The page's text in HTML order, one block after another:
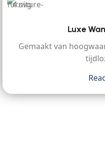
Luxe
Gemaakt van